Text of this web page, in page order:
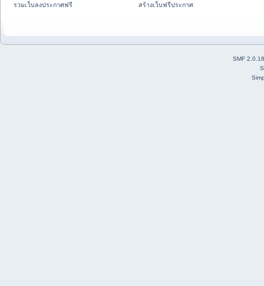
รวมเว็บลงประกาศฟรี
สร้างเว็บฟรีประกาศ
SMF 2.0.18